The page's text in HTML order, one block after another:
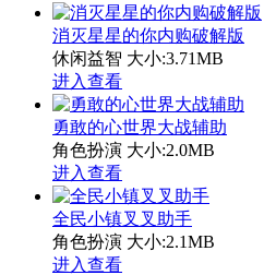
消灭星星的你内购破解版
休闲益智 大小:3.71MB
进入查看
勇敢的心世界大战辅助
角色扮演 大小:2.0MB
进入查看
全民小镇叉叉助手
角色扮演 大小:2.1MB
进入查看